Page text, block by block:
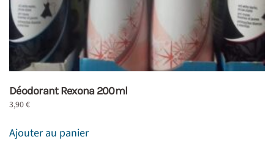
Déodorant Rexona 200ml
3,90€
Ajouter au panier